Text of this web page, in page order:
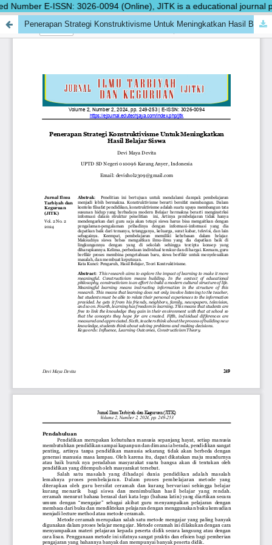
Number E-ISSN: 3026-0094 (Online), JITK is a educational
Penerapan Strategi Konstruktivisme Untuk Meningkatkan Hasil Belajar Siswa